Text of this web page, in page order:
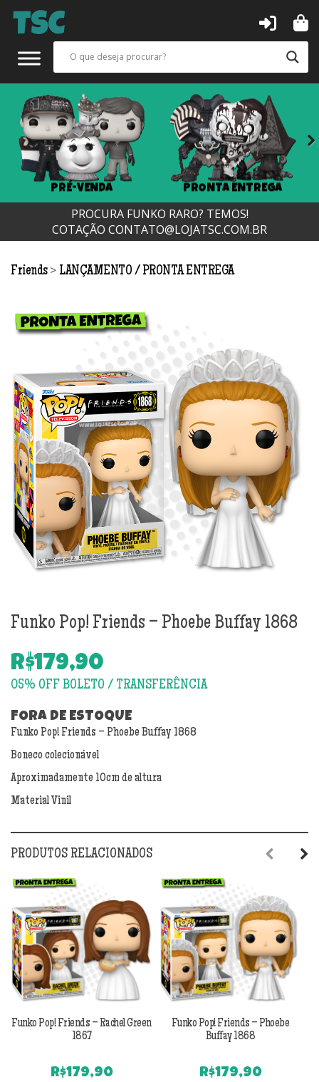
PRÉ-VENDA PRONTA ENTREGA
Next
PROCURA FUNKO RARO? TEMOS!
COTAÇÃO CONTATO@LOJATSC.COM.BR
Friends > LANÇAMENTO PRONTA ENTREGA
Funko Pop! Friends – Phoebe Buffay 1868
R$179,90
FORA DE ESTOQUE
Funko Pop! Friends – Phoebe Buffay 1868
Boneco colecionável
Aproximadamente 10cm de altura
Material Vinil
PRODUTOS RELACIONADOS
Funko Pop! Friends – Rachel Green
1867
R$179,90
Funko Pop! Friends – Phoebe
Buffay 1868
R$179,90